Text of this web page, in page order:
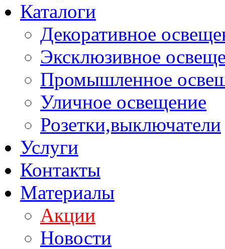
Каталоги
Декоративное
Эксклюзивное
Промышленное
Уличное освещение
Розетки,выключатели
Услуги
Контакты
Материалы
Акции
Новости